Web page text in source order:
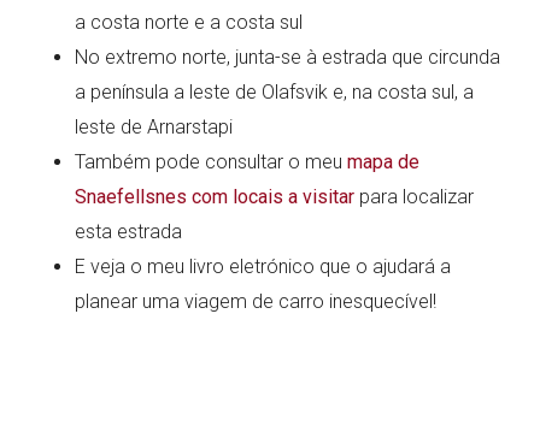
a costa norte e a costa sul
No extremo norte, junta-se à estrada que circunda
a península a leste de Olafsvik e, na costa sul, a
leste de Arnarstapi
Também pode consultar o meumapa de
Snaefellsnes com locais a visitar para localizar
esta estrada
E veja o meu livro eletrónico que o ajudará a
planear uma viagem de carro inesquecível!